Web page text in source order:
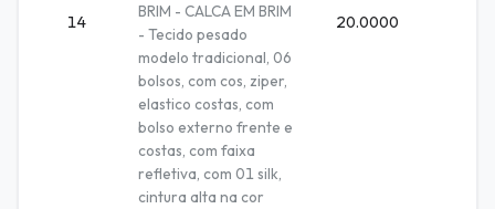
14
BRIM - CALCA EM BRIM
- Tecido pesado
modelo tradicional, 06
bolsos, com cos, ziper,
elastico costas, com
bolso externo frente e
costas, com faixa
refletiva, com 01 silk,
cintura alta na cor
20.0000